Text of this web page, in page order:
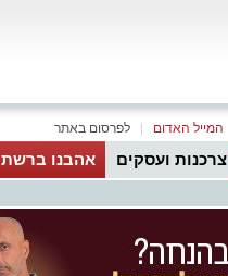
לפרסום באתר המייל האדום
צרכנות ועסקים אהבנו ברשת